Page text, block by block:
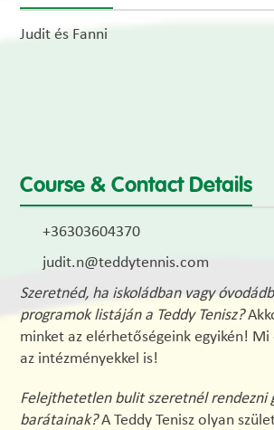
Judit és Fanni
Course & Contact Details
+36303604370
judit.n@teddytennis.com
Szeretnéd, ha iskoládban vagy
programok listáján a Teddy Tenisz?
minket az elérhetőségeink egyikén!
az intézményekkel is!
Felejthetetlen bulit szeretnél rendezni
barátainak?A Teddy Tenisz olyan